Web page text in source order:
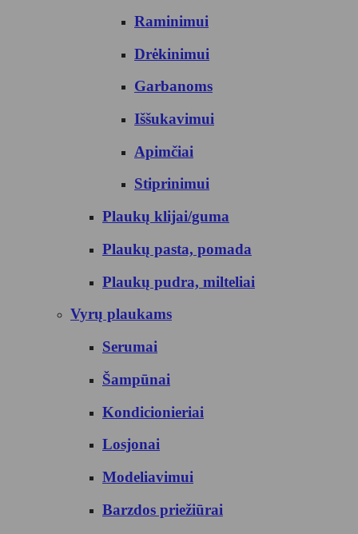
Raminimui
Drėkinimui
Garbanoms
Iššukavimui
Apimčiai
Stiprinimui
Plaukų klijai/guma
Plaukų pasta, pomada
Plaukų pudra, milteliai
Vyrų plaukams
Serumai
Šampūnai
Kondicionieriai
Losjonai
Modeliavimui
Barzdos priežiūrai